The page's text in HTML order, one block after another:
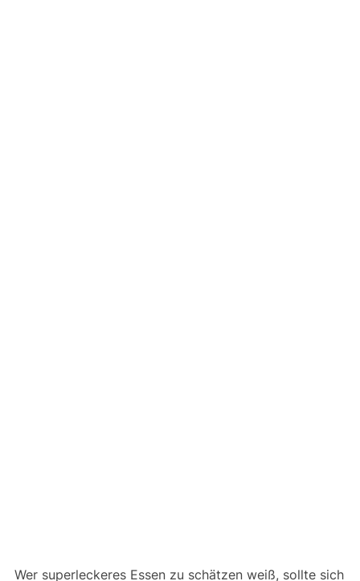
Wer superleckeres Essen zu schätzen weiß, sollte sich